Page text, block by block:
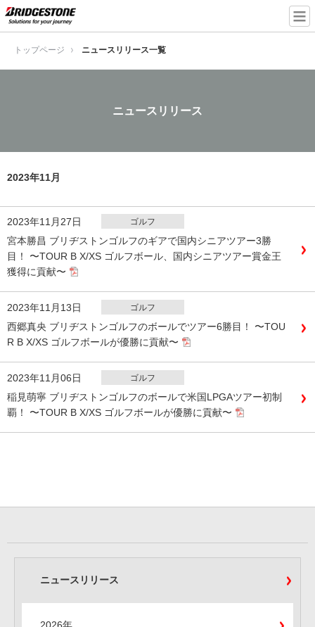
トップページ ニュースリリース一覧
ニュースリリース
2023年11月
2023年11月27日 ゴルフ
宮本勝昌 ブリヂストンゴルフのギアで国内シニアツアー3勝
目！ 〜TOUR B X/XS ゴルフボール、国内シニアツアー賞金王
獲得に貢献〜
2023年11月13日 ゴルフ
西郷真央 ブリヂストンゴルフのボールでツアー6勝目！ 〜TOU
R B X/XS ゴルフボールが優勝に貢献〜
2023年11月06日 ゴルフ
稲見萌寧 ブリヂストンゴルフのボールで米国LPGAツアー初制
覇！ 〜TOUR B X/XS ゴルフボールが優勝に貢献〜
ニュースリリース